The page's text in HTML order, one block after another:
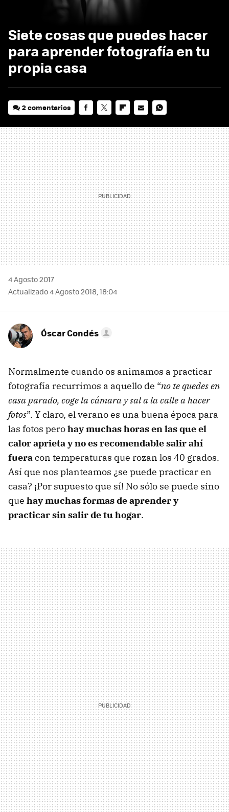
Siete cosas que puedes hacer
para aprender fotografía en tu
propia casa
2 comentarios
MAIL
4 Agosto 2017
Actualizado 4 Agosto 2018, 18:04
Óscar Condés
Normalmente cuando os animamos a practicar
fotografía recurrimos a aquello de “no te quedes en
casa parado, coge la cámara y sal a la calle a hacer
fotos”. Y claro, el verano es una buena época para
las fotos perohay muchas horas en las que el
calor aprieta y no es recomendable salir ahí
fueracon temperaturas que rozan los 40 grados.
Así que nos planteamos ¿se puede practicar en
casa? ¡Por supuesto que sí! No sólo se puede sino
que hay muchas formas de aprender y
practicar sin salir de tu hogar.